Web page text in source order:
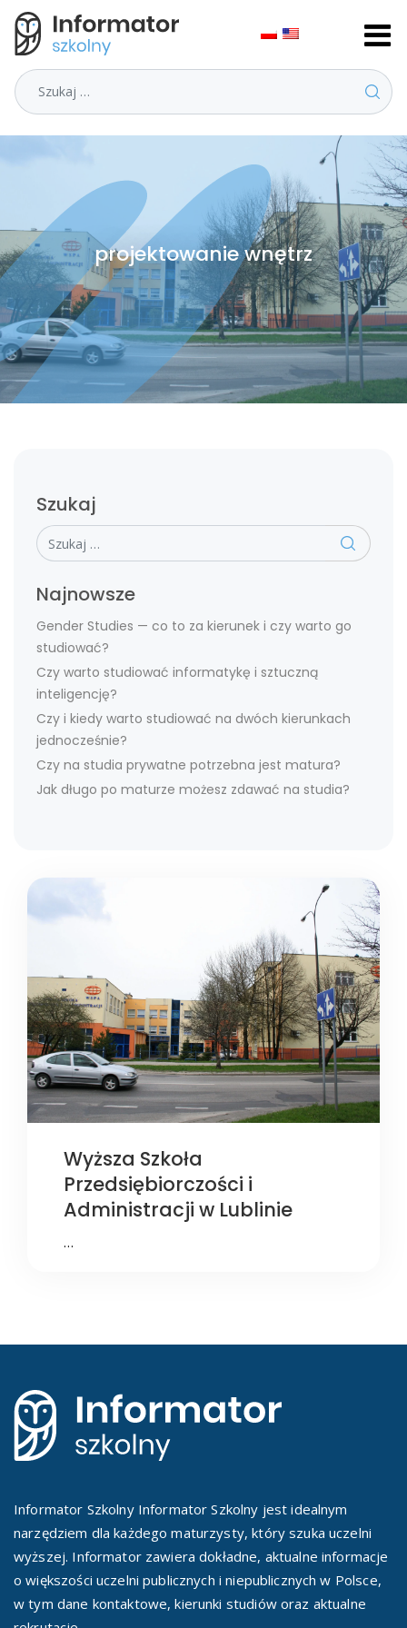
Szukaj
projektowanie wnętrz
Szukaj
Szukaj
Najnowsze
Gender Studies — co to za kierunek i czy warto go
studiować?
Czy warto studiować informatykę i sztuczną
inteligencję?
Czy i kiedy warto studiować na dwóch kierunkach
jednocześnie?
Czy na studia prywatne potrzebna jest matura?
Jak długo po maturze możesz zdawać na studia?
Wyższa Szkoła
Przedsiębiorczości i
Administracji w Lublinie
…
Informator Szkolny Informator Szkolny jest idealnym
narzędziem dla każdego maturzysty, który szuka uczelni
wyższej. Informator zawiera dokładne, aktualne informacje
o większości uczelni publicznych i niepublicznych w Polsce,
w tym dane kontaktowe, kierunki studiów oraz aktualne